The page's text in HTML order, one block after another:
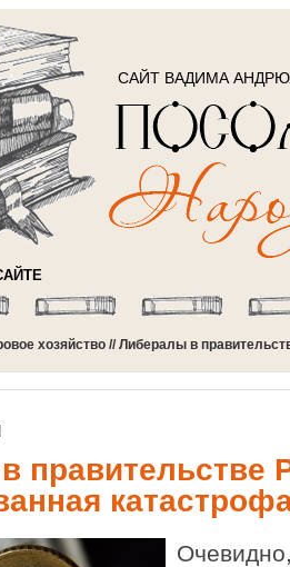
САЙТ ВАДИМА
хозяйство // Либералы в
правительстве